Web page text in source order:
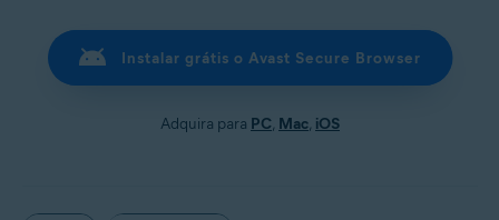
Instalar grátis o Avast Secure Browser
Adquira para PC, Mac, iOS